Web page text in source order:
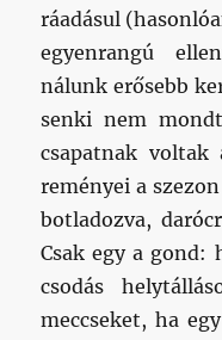
ráadásul
egyenrangú
nálunk erősebb
senki nem
csapatnak
reményei a
botladozva,
Csak egy a gond:
csodás
meccseket, ha